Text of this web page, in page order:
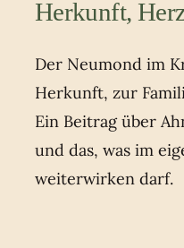
Herkunft,
Der Neumond im
Herkunft, zur
Ein Beitrag über
und das, was im
weiterwirken darf.